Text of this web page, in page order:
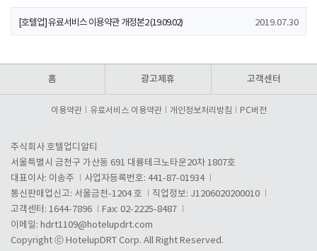
[호텔업] 유료서비스 이용약관 개정본2 (19.09.02) 2019.07.30
홈 광고제휴 고객센터
이용약관 유료서비스 이용약관 개인정보처리방침 PC버전
주식회사 호텔업디알티
서울특별시 금천구 가산동 691 대륭테크노타운20차 1807호
대표이사: 이송주
사업자등록번호: 441-87-01934
통신판매업신고: 서울금천-1204 호
직업정보: J1206020200010
고객센터: 1644-7896
Fax: 02-2225-8487
이메일: hdrt1109@hotelupdrt.com
Copyright ⓒ HotelupDRT Corp. All Right Reserved.